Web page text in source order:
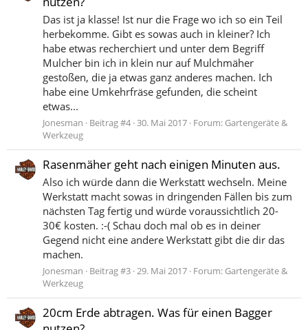
Das ist ja klasse! Ist nur die Frage wo ich so ein Teil
herbekomme. Gibt es sowas auch in kleiner? Ich
habe etwas recherchiert und unter dem Begriff
Mulcher bin ich in klein nur auf Mulchmäher
gestoßen, die ja etwas ganz anderes machen. Ich
habe eine Umkehrfräse gefunden, die scheint
etwas...
Jonesman Beitrag #4 30. Mai 2017 Forum: Gartengeräte &
Werkzeug
Rasenmäher geht nach einigen Minuten aus.
Also ich würde dann die Werkstatt wechseln. Meine
Werkstatt macht sowas in dringenden Fällen bis zum
nächsten Tag fertig und würde voraussichtlich 20-
30€ kosten. :-( Schau doch mal ob es in deiner
Gegend nicht eine andere Werkstatt gibt die dir das
machen.
Jonesman Beitrag #3 29. Mai 2017 Forum: Gartengeräte &
Werkzeug
20cm Erde abtragen. Was für einen Bagger